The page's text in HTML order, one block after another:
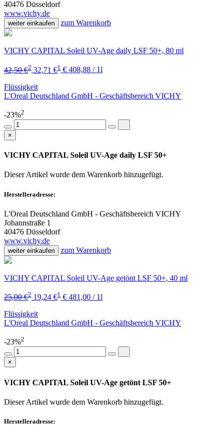
40476 Düsseldorf
www.vichy.de
weiter einkaufen zum Warenkorb
VICHY CAPITAL Soleil UV-Age daily LSF 50+, 80 ml
42,50 €2 32,71 €1 € 408,88 / 1l
Flüssigkeit
L'Oreal Deutschland GmbH - Geschäftsbereich VICHY
-23%2
×
VICHY CAPITAL Soleil UV-Age daily LSF 50+
Dieser Artikel wurde dem Warenkorb hinzugefügt.
Herstelleradresse:
L'Oreal Deutschland GmbH - Geschäftsbereich VICHY
Johannstraße 1
40476 Düsseldorf
www.vichy.de
weiter einkaufen zum Warenkorb
VICHY CAPITAL Soleil UV-Age getönt LSF 50+, 40 ml
25,00 €2 19,24 €1 € 481,00 / 1l
Flüssigkeit
L'Oreal Deutschland GmbH - Geschäftsbereich VICHY
-23%2
×
VICHY CAPITAL Soleil UV-Age getönt LSF 50+
Dieser Artikel wurde dem Warenkorb hinzugefügt.
Herstelleradresse: